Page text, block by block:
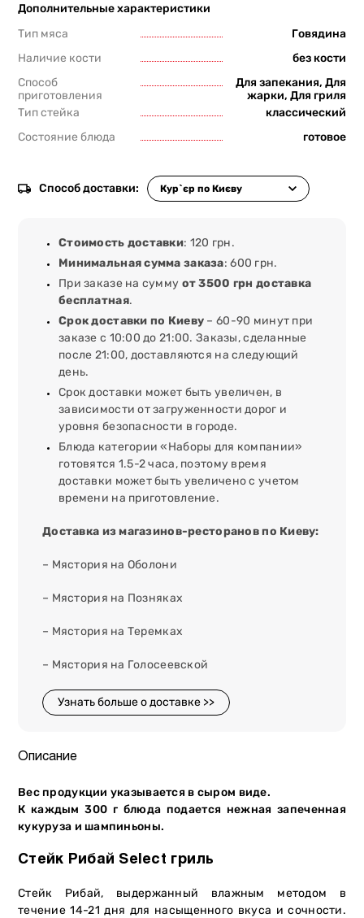
Дополнительные характеристики
Тип мяса
Говядина
Наличие кости
без кости
Способ
приготовления
Для запекания, Для
жарки, Для гриля
Тип стейка
классический
Состояние блюда
готовое
Способ доставки:
Стоимость доставки: 120 грн.
Минимальная сумма заказа: 600 грн.
При заказе на сумму от 3500 грн доставка
бесплатная.
Срок доставки по Киеву – 60-90 минут при
заказе с 10:00 до 21:00. Заказы, сделанные
после 21:00, доставляются на следующий
день.
Срок доставки может быть увеличен, в
зависимости от загруженности дорог и
уровня безопасности в городе.
Блюда категории «Наборы для компании»
готовятся 1.5-2 часа, поэтому время
доставки может быть увеличено с учетом
времени на приготовление.
Доставка из магазинов-ресторанов по Киеву:
– Мястория на Оболони
– Мястория на Позняках
– Мястория на Теремках
– Мястория на Голосеевской
Узнать больше о доставке >>
Описание
Вес продукции указывается в сыром виде.
К каждым 300 г блюда подается нежная запеченная
кукуруза и шампиньоны.
Стейк Рибай Select гриль
Стейк Рибай, выдержанный влажным методом в
течение 14-21 дня для насыщенного вкуса и сочности.